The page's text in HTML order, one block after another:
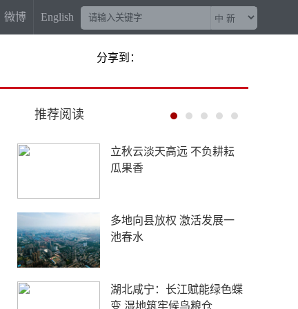
微博 English
分享到：
推荐阅读
美日联手救汇，献祭的却是
欧元？
丝路乐舞“不鼓自鸣”的生命
力在哪里？
五箭齐发！中方强力反制，
美国该清醒了